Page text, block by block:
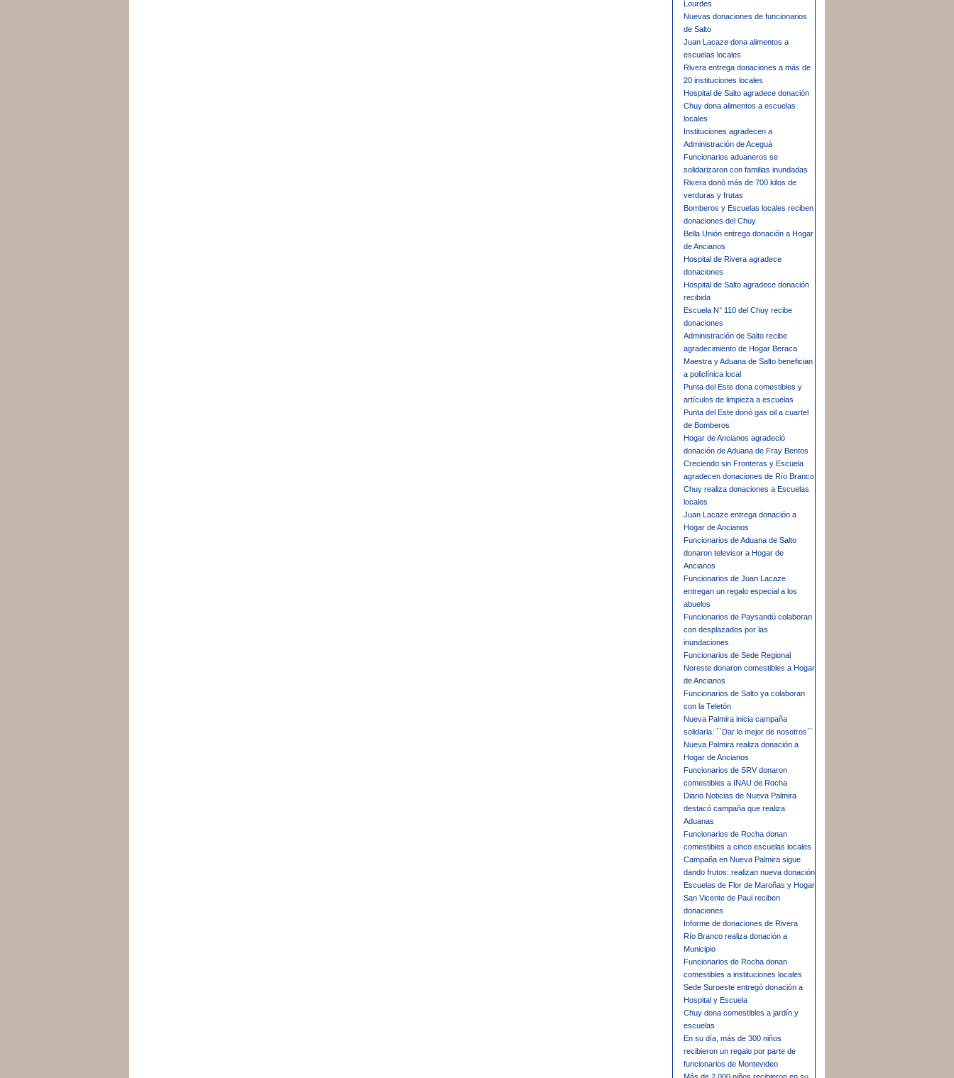
Lourdes
Nuevas donaciones de funcionarios
de Salto
Juan Lacaze dona alimentos a
escuelas locales
Rivera entrega donaciones a más de
20 instituciones locales
Hospital de Salto agradece donación
Chuy dona alimentos a escuelas
locales
Instituciones agradecen a
Administración de Aceguá
Funcionarios aduaneros se
solidarizaron con familias inundadas
Rivera donó más de 700 kilos de
verduras y frutas
Bomberos y Escuelas locales reciben
donaciones del Chuy
Bella Unión entrega donación a Hogar
de Ancianos
Hospital de Rivera agradece
donaciones
Hospital de Salto agradece donación
recibida
Escuela N° 110 del Chuy recibe
donaciones
Administración de Salto recibe
agradecimiento de Hogar Beraca
Maestra y Aduana de Salto benefician
a policlínica local
Punta del Este dona comestibles y
artículos de limpieza a escuelas
Punta del Este donó gas oil a cuartel
de Bomberos
Hogar de Ancianos agradeció
donación de Aduana de Fray Bentos
Creciendo sin Fronteras y Escuela
agradecen donaciones de Río Branco
Chuy realiza donaciones a Escuelas
locales
Juan Lacaze entrega donación a
Hogar de Ancianos
Funcionarios de Aduana de Salto
donaron televisor a Hogar de
Ancianos
Funcionarios de Juan Lacaze
entregan un regalo especial a los
abuelos
Funcionarios de Paysandú colaboran
con desplazados por las
inundaciones
Funcionarios de Sede Regional
Noreste donaron comestibles a Hogar
de Ancianos
Funcionarios de Salto ya colaboran
con la Teletón
Nueva Palmira inicia campaña
solidaria: ``Dar lo mejor de nosotros´´
Nueva Palmira realiza donación a
Hogar de Ancianos
Funcionarios de SRV donaron
comestibles a INAU de Rocha
Diario Noticias de Nueva Palmira
destacó campaña que realiza
Aduanas
Funcionarios de Rocha donan
comestibles a cinco escuelas locales
Campaña en Nueva Palmira sigue
dando frutos: realizan nueva donación
Escuelas de Flor de Maroñas y Hogar
San Vicente de Paul reciben
donaciones
Informe de donaciones de Rivera
Río Branco realiza donación a
Municipio
Funcionarios de Rocha donan
comestibles a instituciones locales
Sede Suroeste entregó donación a
Hospital y Escuela
Chuy dona comestibles a jardín y
escuelas
En su día, más de 300 niños
recibieron un regalo por parte de
funcionarios de Montevideo